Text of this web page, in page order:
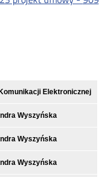
Elektronicznej
Wyszyńska
Wyszyńska
Wyszyńska